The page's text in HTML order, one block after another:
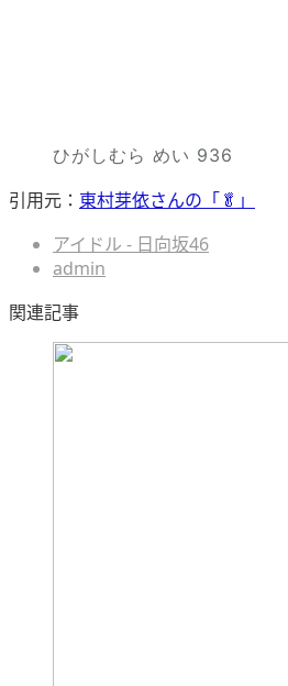
ひがしむら めい 936
引用元： 東村芽依さんの「🥬」
アイドル - 日向坂46
admin
関連記事